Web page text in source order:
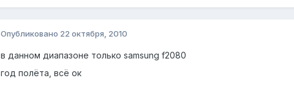
Опубликовано 22 октября, 2010
в данном диапазоне только samsung f2080
год полёта, всё ок